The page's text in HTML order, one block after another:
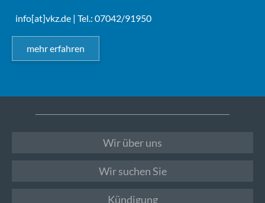
info[at]vkz.de | Tel.: 07042/91950
mehr erfahren
Wir über uns
Wir suchen Sie
Kündigung